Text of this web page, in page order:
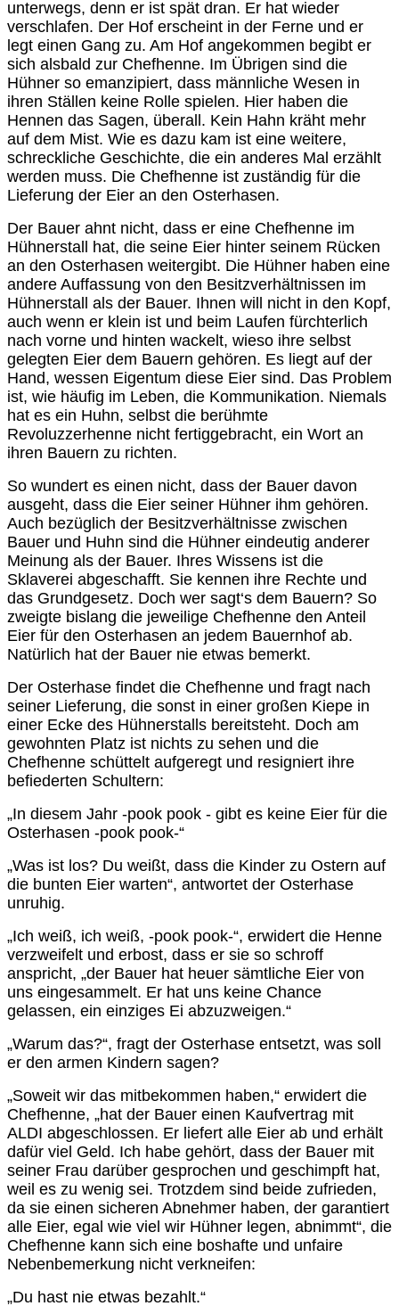
unterwegs, denn er ist spät dran. Er hat wieder
verschlafen. Der Hof erscheint in der Ferne und er
legt einen Gang zu. Am Hof angekommen begibt er
sich alsbald zur Chefhenne. Im Übrigen sind die
Hühner so emanzipiert, dass männliche Wesen in
ihren Ställen keine Rolle spielen. Hier haben die
Hennen das Sagen, überall. Kein Hahn kräht mehr
auf dem Mist. Wie es dazu kam ist eine weitere,
schreckliche Geschichte, die ein anderes Mal erzählt
werden muss. Die Chefhenne ist zuständig für die
Lieferung der Eier an den Osterhasen.
Der Bauer ahnt nicht, dass er eine Chefhenne im
Hühnerstall hat, die seine Eier hinter seinem Rücken
an den Osterhasen weitergibt. Die Hühner haben eine
andere Auffassung von den Besitzverhältnissen im
Hühnerstall als der Bauer. Ihnen will nicht in den Kopf,
auch wenn er klein ist und beim Laufen fürchterlich
nach vorne und hinten wackelt, wieso ihre selbst
gelegten Eier dem Bauern gehören. Es liegt auf der
Hand, wessen Eigentum diese Eier sind. Das Problem
ist, wie häufig im Leben, die Kommunikation. Niemals
hat es ein Huhn, selbst die berühmte
Revoluzzerhenne nicht fertiggebracht, ein Wort an
ihren Bauern zu richten.
So wundert es einen nicht, dass der Bauer davon
ausgeht, dass die Eier seiner Hühner ihm gehören.
Auch bezüglich der Besitzverhältnisse zwischen
Bauer und Huhn sind die Hühner eindeutig anderer
Meinung als der Bauer. Ihres Wissens ist die
Sklaverei abgeschafft. Sie kennen ihre Rechte und
das Grundgesetz. Doch wer sagt‘s dem Bauern? So
zweigte bislang die jeweilige Chefhenne den Anteil
Eier für den Osterhasen an jedem Bauernhof ab.
Natürlich hat der Bauer nie etwas bemerkt.
Der Osterhase findet die Chefhenne und fragt nach
seiner Lieferung, die sonst in einer großen Kiepe in
einer Ecke des Hühnerstalls bereitsteht. Doch am
gewohnten Platz ist nichts zu sehen und die
Chefhenne schüttelt aufgeregt und resigniert ihre
befiederten Schultern:
„In diesem Jahr -pook pook - gibt es keine Eier für die
Osterhasen -pook pook-“
„Was ist los? Du weißt, dass die Kinder zu Ostern auf
die bunten Eier warten“, antwortet der Osterhase
unruhig.
„Ich weiß, ich weiß, -pook pook-“, erwidert die Henne
verzweifelt und erbost, dass er sie so schroff
anspricht, „der Bauer hat heuer sämtliche Eier von
uns eingesammelt. Er hat uns keine Chance
gelassen, ein einziges Ei abzuzweigen.“
„Warum das?“, fragt der Osterhase entsetzt, was soll
er den armen Kindern sagen?
„Soweit wir das mitbekommen haben,“ erwidert die
Chefhenne, „hat der Bauer einen Kaufvertrag mit
ALDI abgeschlossen. Er liefert alle Eier ab und erhält
dafür viel Geld. Ich habe gehört, dass der Bauer mit
seiner Frau darüber gesprochen und geschimpft hat,
weil es zu wenig sei. Trotzdem sind beide zufrieden,
da sie einen sicheren Abnehmer haben, der garantiert
alle Eier, egal wie viel wir Hühner legen, abnimmt“, die
Chefhenne kann sich eine boshafte und unfaire
Nebenbemerkung nicht verkneifen:
„Du hast nie etwas bezahlt.“